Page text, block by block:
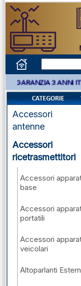
3 ANNI ITALIA
Accessori
antenne
Accessori
ricetrasmettitori
Accessori
base
Accessori
portatili
Accessori
veicolari
Altoparlanti